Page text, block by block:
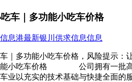
车｜多功能小吃车价格
息港最新银川供求信息信息
｜多功能小吃车价格，风险提示
能小吃车价格 公司拥有一批高素
车业以充实的技术基础与快捷全